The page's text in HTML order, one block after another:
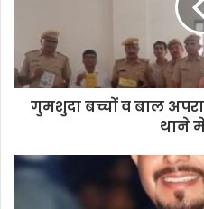
गुमशुदा बच्चों व बाल
थाने